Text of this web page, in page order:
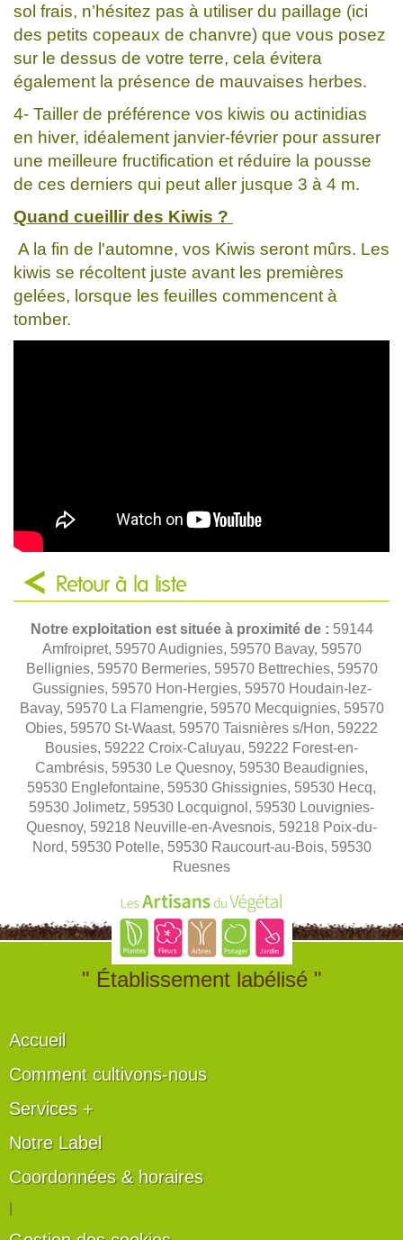
sol frais, n’hésitez pas à utiliser du paillage (ici
des petits copeaux de chanvre) que vous posez
sur le dessus de votre terre, cela évitera
également la présence de mauvaises herbes.
4- Tailler de préférence vos kiwis ou actinidias
en hiver, idéalement janvier-février pour assurer
une meilleure fructification et réduire la pousse
de ces derniers qui peut aller jusque 3 à 4 m.
Quand cueillir des Kiwis ?
A la fin de l'automne, vos Kiwis seront mûrs. Les
kiwis se récoltent juste avant les premières
gelées, lorsque les feuilles commencent à
tomber.
Retour à la liste
Notre exploitation est située à proximité de : 59144
Amfroipret, 59570 Audignies, 59570 Bavay, 59570
Bellignies, 59570 Bermeries, 59570 Bettrechies, 59570
Gussignies, 59570 Hon-Hergies, 59570 Houdain-lez-
Bavay, 59570 La Flamengrie, 59570 Mecquignies, 59570
Obies, 59570 St-Waast, 59570 Taisnières s/Hon, 59222
Bousies, 59222 Croix-Caluyau, 59222 Forest-en-
Cambrésis, 59530 Le Quesnoy, 59530 Beaudignies,
59530 Englefontaine, 59530 Ghissignies, 59530 Hecq,
59530 Jolimetz, 59530 Locquignol, 59530 Louvignies-
Quesnoy, 59218 Neuville-en-Avesnois, 59218 Poix-du-
Nord, 59530 Potelle, 59530 Raucourt-au-Bois, 59530
Ruesnes
" Établissement labélisé "
Accueil
Comment cultivons-nous
Services +
Notre Label
Coordonnées & horaires